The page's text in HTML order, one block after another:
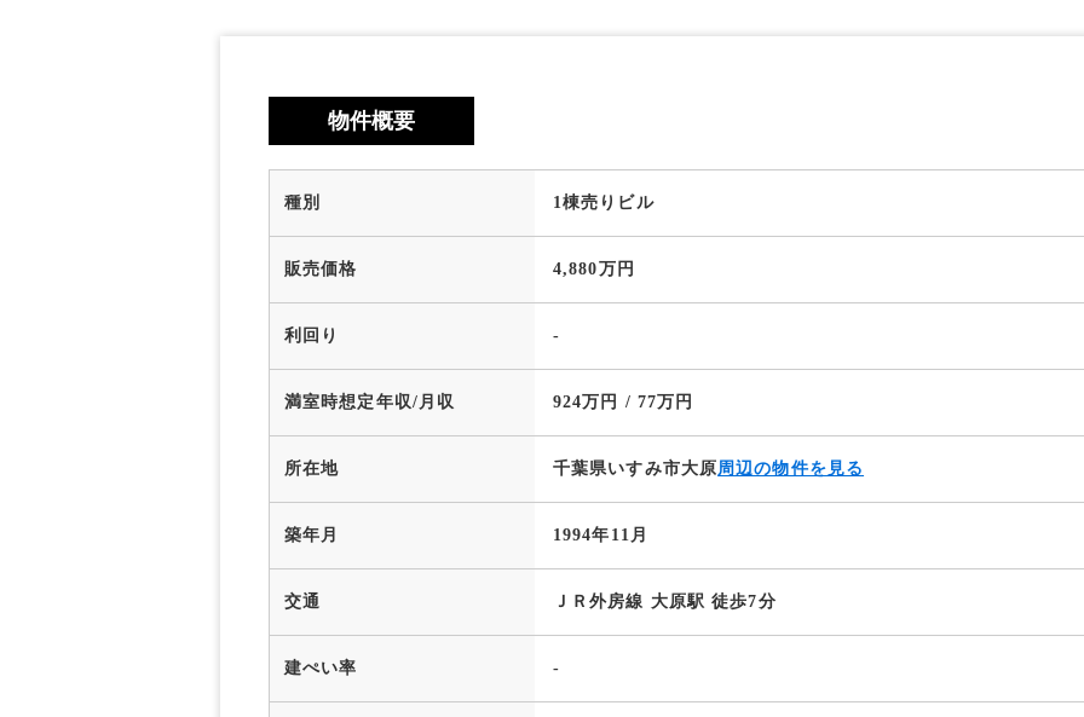
物件概要
種別 1棟売りビル
販売価格 4,880万円
利回り -
満室時想定年収/月収 924万円 / 77万円
所在地 千葉県いすみ市大原周辺の物件を見る
築年月 1994年11月
交通 ＪＲ外房線 大原駅 徒歩7分
建ぺい率 -